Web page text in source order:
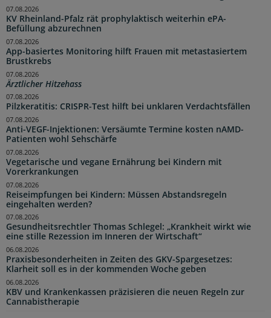
KV Rheinland-Pfalz rät prophylaktisch weiterhin ePA-
Befüllung abzurechnen
07.08.2026
App-basiertes Monitoring hilft Frauen mit metastasiertem
Brustkrebs
07.08.2026
Ärztlicher Hitzehass
07.08.2026
Pilzkeratitis: CRISPR-Test hilft bei unklaren Verdachtsfällen
07.08.2026
Anti-VEGF-Injektionen: Versäumte Termine kosten nAMD-
Patienten wohl Sehschärfe
07.08.2026
Vegetarische und vegane Ernährung bei Kindern mit
Vorerkrankungen
07.08.2026
Reiseimpfungen bei Kindern: Müssen Abstandsregeln
eingehalten werden?
07.08.2026
Gesundheitsrechtler Thomas Schlegel: „Krankheit wirkt wie
eine stille Rezession im Inneren der Wirtschaft“
07.08.2026
Praxisbesonderheiten in Zeiten des GKV-Spargesetzes:
Klarheit soll es in der kommenden Woche geben
06.08.2026
KBV und Krankenkassen präzisieren die neuen Regeln zur
Cannabistherapie
06.08.2026